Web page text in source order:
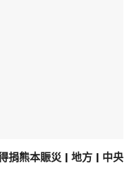
捐熊本賑災 | 地方 | 中央